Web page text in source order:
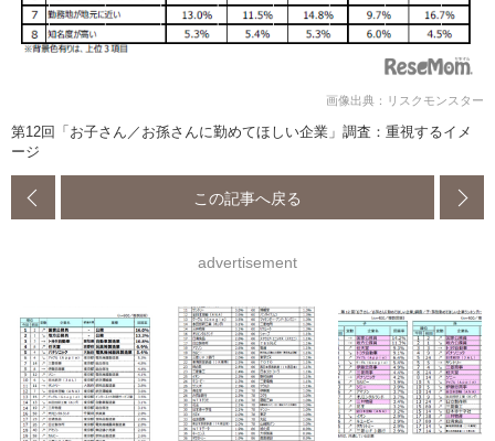
画像出典：リスクモンスター
第12回「お子さん／お孫さんに勤めてほしい企業」調査：重視するイメ
ージ
この記事へ戻る
advertisement